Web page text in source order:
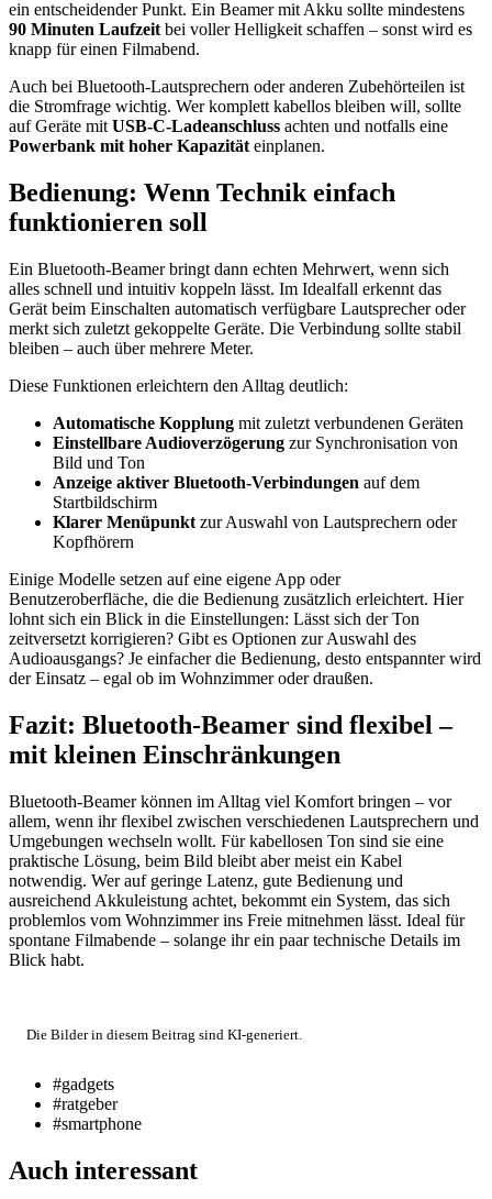
ein entscheidender Punkt. Ein Beamer mit Akku sollte mindestens
90 Minuten Laufzeit bei voller Helligkeit schaffen – sonst wird es
knapp für einen Filmabend.
Auch bei Bluetooth-Lautsprechern oder anderen Zubehörteilen ist
die Stromfrage wichtig. Wer komplett kabellos bleiben will, sollte
auf Geräte mit USB-C-Ladeanschluss achten und notfalls eine
Powerbank mit hoher Kapazität einplanen.
Bedienung: Wenn Technik einfach
funktionieren soll
Ein Bluetooth-Beamer bringt dann echten Mehrwert, wenn sich
alles schnell und intuitiv koppeln lässt. Im Idealfall erkennt das
Gerät beim Einschalten automatisch verfügbare Lautsprecher oder
merkt sich zuletzt gekoppelte Geräte. Die Verbindung sollte stabil
bleiben – auch über mehrere Meter.
Diese Funktionen erleichtern den Alltag deutlich:
Automatische Kopplung mit zuletzt verbundenen Geräten
Einstellbare Audioverzögerung zur Synchronisation von
Bild und Ton
Anzeige aktiver Bluetooth-Verbindungen auf dem
Startbildschirm
Klarer Menüpunkt zur Auswahl von Lautsprechern oder
Kopfhörern
Einige Modelle setzen auf eine eigene App oder
Benutzeroberfläche, die die Bedienung zusätzlich erleichtert. Hier
lohnt sich ein Blick in die Einstellungen: Lässt sich der Ton
zeitversetzt korrigieren? Gibt es Optionen zur Auswahl des
Audioausgangs? Je einfacher die Bedienung, desto entspannter wird
der Einsatz – egal ob im Wohnzimmer oder draußen.
Fazit: Bluetooth-Beamer sind flexibel –
mit kleinen Einschränkungen
Bluetooth-Beamer können im Alltag viel Komfort bringen – vor
allem, wenn ihr flexibel zwischen verschiedenen Lautsprechern und
Umgebungen wechseln wollt. Für kabellosen Ton sind sie eine
praktische Lösung, beim Bild bleibt aber meist ein Kabel
notwendig. Wer auf geringe Latenz, gute Bedienung und
ausreichend Akkuleistung achtet, bekommt ein System, das sich
problemlos vom Wohnzimmer ins Freie mitnehmen lässt. Ideal für
spontane Filmabende – solange ihr ein paar technische Details im
Blick habt.
Die Bilder in diesem Beitrag sind KI-generiert.
#gadgets
#ratgeber
#smartphone
Auch interessant